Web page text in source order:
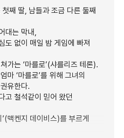
째 딸, 남들과 조금 다른 둘째
대는 막내,
도 없이 매일 밤 게임에 빠져
가는 ‘마를로’(샤를리즈 테론).
마 ‘마를로’를 위해 그녀의
유한다.
고 철석같이 믿어 왔던
맥켄지 데이비스)를 부르게